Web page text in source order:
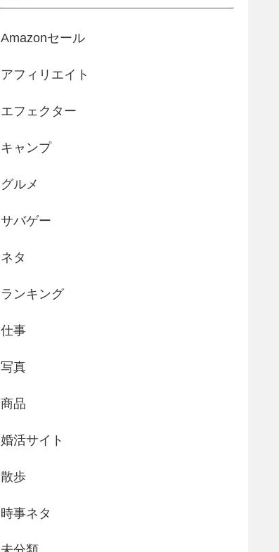
Amazonセール
アフィリエイト
エフェクター
キャンプ
グルメ
サバゲー
ネタ
ランキング
仕事
写真
商品
婚活サイト
散歩
時事ネタ